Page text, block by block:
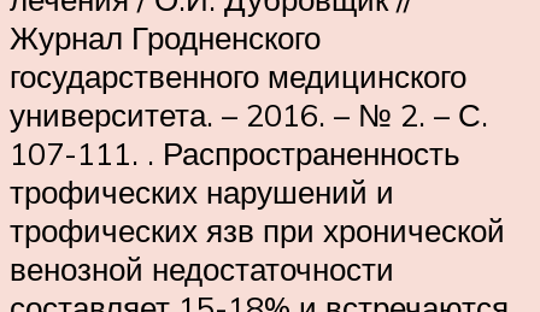
Журнал Гродненского
государственного медицинского
университета. – 2016. – № 2. – С.
107-111. . Распространенность
трофических нарушений и
трофических язв при хронической
венозной недостаточности